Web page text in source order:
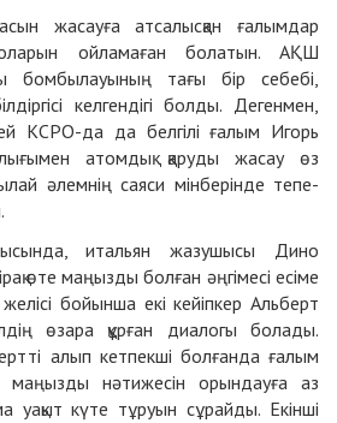
жасауға атсалысқан ғалымдар
ойламаған болатын. АҚШ
бомбылауының тағы бір себебі,
келгендігі болды. Дегенмен,
КСРО-да да белгілі ғалым Игорь
атомдық қаруды жасау өз
әлемнің саяси мінберінде тепе-
итальян жазушысы Дино
өте маңызды болған әңгімесі есіме
желісі бойынша екі кейіпкер Альберт
өзара құрған диалогы болады.
алып кетпекші болғанда ғалым
маңызды нәтижесін орындауға аз
уақыт күте тұруын сұрайды. Екінші